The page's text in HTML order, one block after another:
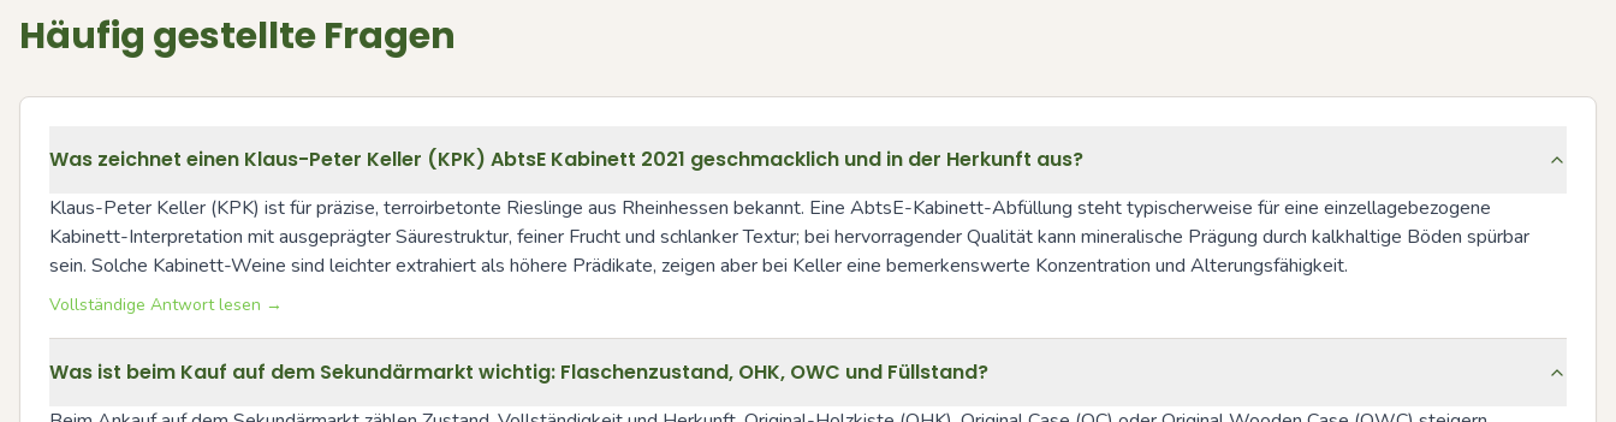
Häufig gestellte Fragen
Was zeichnet einen Klaus-Peter Keller (KPK) AbtsE Kabinett 2021 geschmacklich und in der Herkunft aus?
Klaus-Peter Keller (KPK) ist für präzise, terroirbetonte Rieslinge aus Rheinhessen bekannt. Eine AbtsE-Kabinett-Abfüllung steht typischerweise für eine einzellagebezogene
Kabinett-Interpretation mit ausgeprägter Säurestruktur, feiner Frucht und schlanker Textur; bei hervorragender Qualität kann mineralische Prägung durch kalkhaltige Böden spürbar
sein. Solche Kabinett-Weine sind leichter extrahiert als höhere Prädikate, zeigen aber bei Keller eine bemerkenswerte Konzentration und Alterungsfähigkeit.
Vollständige Antwort lesen →
Was ist beim Kauf auf dem Sekundärmarkt wichtig: Flaschenzustand, OHK, OWC und Füllstand?